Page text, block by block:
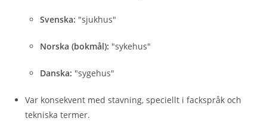
Svenska: "sjukhus"
Norska (bokmål): "sykehus"
Danska: "sygehus"
Var konsekvent med stavning, speciellt i fackspråk och
tekniska termer.